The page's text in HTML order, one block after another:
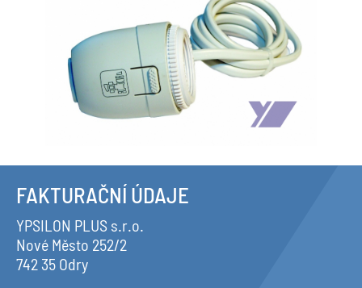
FAKTURAČNÍ ÚDAJE
YPSILON PLUS s.r.o.
Nové Město 252/2
742 35 Odry